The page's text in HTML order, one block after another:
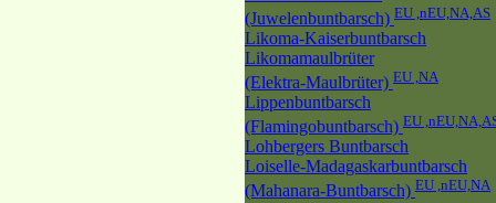
(Juwelenbuntbarsch) EU ,nEU,NA,AS
Likoma-Kaiserbuntbarsch
Likomamaulbrüter
(Elektra-Maulbrüter) EU ,NA
Lippenbuntbarsch
(Flamingobuntbarsch) EU
Lohbergers Buntbarsch
Loiselle-Madagaskarbuntbarsch
(Mahanara-Buntbarsch) EU ,nEU,NA